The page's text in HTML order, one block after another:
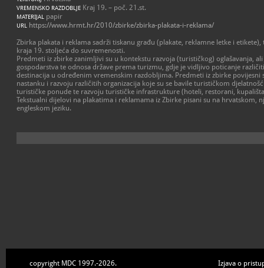
VREMENSKO RAZDOBLJE Kraj 19. – poč. 21.st.
MATERIJAL papir
URL https://www.hrmt.hr/2010/zbirke/zbirka-plakata-i-reklama/
Zbirka plakata i reklama sadrži tiskanu građu (plakate, reklamne letke i
kraja 19. stoljeća do suvremenosti.
Predmeti iz zbirke zanimljivi su u kontekstu razvoja (turističkog) oglašavanja,
gospodarstva te odnosa države prema turizmu, gdje je vidljivo poticanje
destinacija u određenim vremenskim razdobljima. Predmeti iz zbirke povijesni
nastanku i razvoju različitih organizacija koje su se bavile turističkom
turističke ponude te razvoju turističke infrastrukture (hoteli, restorani,
Tekstualni dijelovi na plakatima i reklamama iz Zbirke pisani su na hrvatskom,
engleskom jeziku.
copyright MDC 1997.-2026. Izjava o